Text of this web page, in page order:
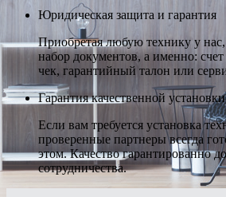
Юридическая защита и гарантия
Приобретая любую технику у
набор документов, а именно:
чек, гарантийный талон или
Гарантия качественной установки
Если вам требуется установка
проверенные партнеры всегда
этом. Качество гарантированно
сотрудничества.